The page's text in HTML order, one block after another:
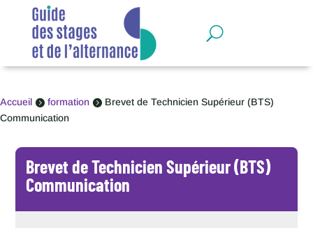
Accueil  formation  Brevet de Technicien Supérieur (BTS)
Communication
Brevet de Technicien Supérieur (BTS)
Communication
Panneau de gestion des cookies